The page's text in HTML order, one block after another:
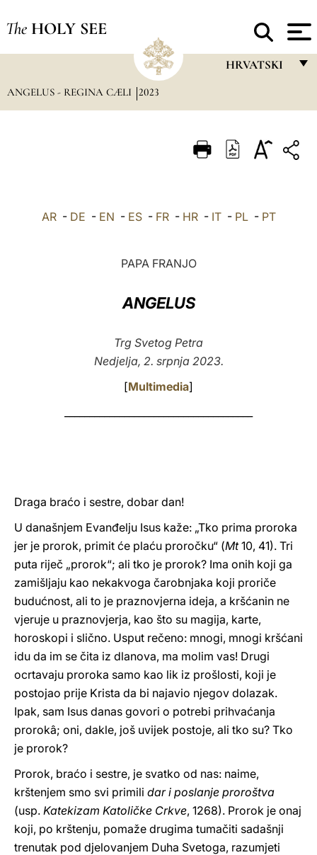
The HOLY SEE
HRVATSKI
ITALIANO
ANGELUS - REGINA CÆLI 2023
AR- DE - EN - ES- FR- HR- IT- PL- PT
PAPA FRANJO
ANGELUS
Trg Svetog Petra
Nedjelja, 2. srpnja 2023.
[Multimedia]
Draga braćo i sestre, dobar dan!
U današnjem Evanđelju Isus kaže: „Tko prima proroka
jer je prorok, primit će plaću proročku“ (Mt10, 41). Tri
puta riječ „prorok“; ali tko je prorok? Ima onih koji ga
zamišljaju kao nekakvoga čarobnjaka koji proriče
budućnost, ali to je praznovjerna ideja, a kršćanin ne
vjeruje u praznovjerja, kao što su magija, karte,
horoskopi i slično. Usput rečeno: mnogi, mnogi kršćani
idu da im se čita iz dlanova, ma molim vas! Drugi
ocrtavaju proroka samo kao lik iz prošlosti, koji je
postojao prije Krista da bi najavio njegov dolazak.
Ipak, sam Isus danas govori o potrebi prihvaćanja
prorokâ; oni, dakle, još uvijek postoje, ali tko su? Tko
je prorok?
Prorok, braćo i sestre, je svatko od nas: naime,
krštenjem smo svi primili dar i poslanje proroštva
(usp. Katekizam Katoličke Crkve, 1268). Prorok je onaj
koji, po krštenju, pomaže drugima tumačiti sadašnji
trenutak pod djelovanjem Duha Svetoga, razumjeti